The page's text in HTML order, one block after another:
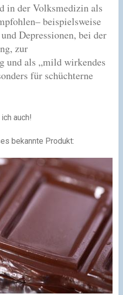
in der Volksmedizin als
beispielsweise
Depressionen, bei der
zur
und als „mild wirkendes
für schüchterne
auch!
bekannte Produkt: